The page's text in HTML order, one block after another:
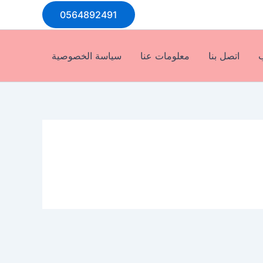
0564892491
اتصل بنا معلومات عنا سياسة الخصوصية